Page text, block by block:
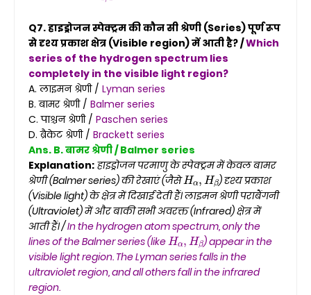
Q7. हाइड्रोजन स्पेक्ट्रम की कौन सी श्रेणी (Series) पूर्ण रूप
से दृश्य प्रकाश क्षेत्र (Visible region) में आती है? /Which
series of the hydrogen spectrum lies
completely in the visible light region?
A. लाइमन श्रेणी / Lyman series
B. बामर श्रेणी / Balmer series
C. पाश्चन श्रेणी / Paschen series
D. ब्रैकेट श्रेणी / Brackett series
Ans. B. बामर श्रेणी / Balmer series
Explanation: हाइड्रोजन परमाणु के स्पेक्ट्रम में केवल बामर
श्रेणी (Balmer series) की रेखाएं (जैसेHα,Hβ ) दृश्य प्रकाश
(Visible light) के क्षेत्र में दिखाई देती हैं। लाइमन श्रेणी पराबैंगनी
(Ultraviolet) में और बाकी सभी अवरक्त (Infrared) क्षेत्र में
आती हैं। /In the hydrogen atom spectrum, only the
lines of the Balmer series (likeHα,Hβ ) appear in the
visible light region. The Lyman series falls in the
ultraviolet region, and all others fall in the infrared
region.